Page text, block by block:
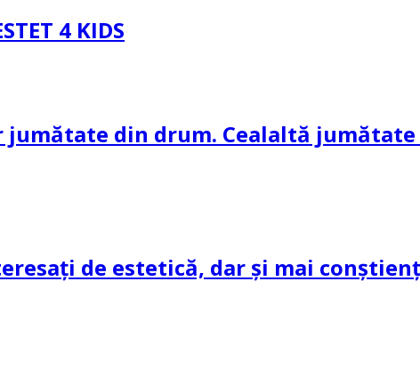
4 KIDS
din drum. Cealaltă jumătate
de estetică, dar și mai